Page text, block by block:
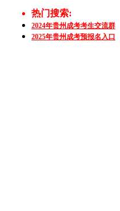
热门搜索:
2024年贵州成考考生交流群
2025年贵州成考预报名入口